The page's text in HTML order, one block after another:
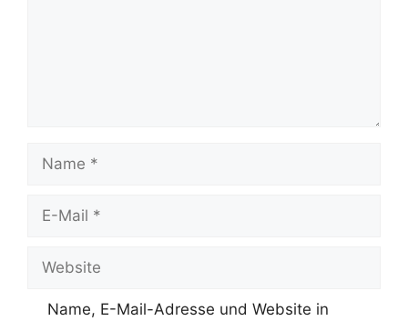
Mail
Name, E-Mail-Adresse und Website in